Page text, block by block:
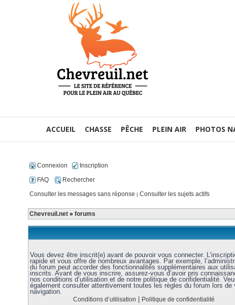
ACCUEIL CHASSE PÊCHE PLEIN AIR PHOTOS
Connexion
Inscription
FAQ
Rechercher
Consulter les messages sans réponse | Consulter les sujets actifs
Chevreuil.net » forums
Vous devez être inscrit(e) avant de pouvoir vous connecter.
rapide et vous offre de nombreux avantages. Par exemple,
du forum peut accorder des fonctionnalités supplémentaires aux
inscrits. Avant de vous inscrire, assurez-vous d’avoir pris
nos conditions d’utilisation et de notre politique de confidentialité.
également consulter attentivement toutes les règles du forum lors de
navigation.
Conditions d’utilisation Politique de confidentialité